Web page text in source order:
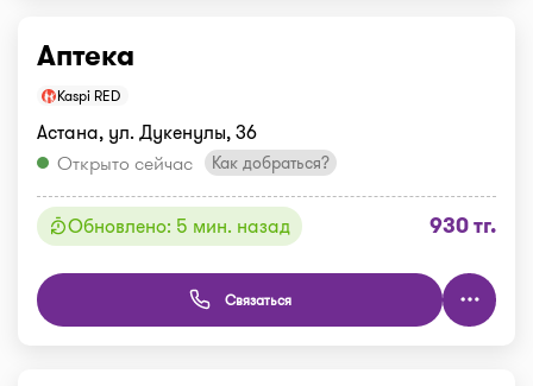
Аптека
Kaspi RED
Астана, ул. Дукенулы, 36
Открыто сейчас
Как добраться?
Обновлено: 5 мин. назад 930 тг.
Связаться